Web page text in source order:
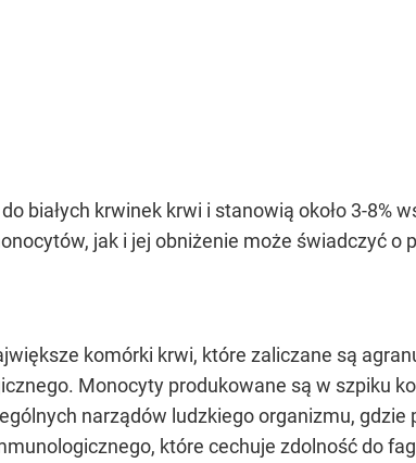
białych krwinek krwi i stanowią około 3-8%
jak i jej obniżenie może świadczyć o
komórki krwi, które zaliczane są
Monocyty produkowane są w szpiku
narządów ludzkiego organizmu,
które cechuje zdolność do